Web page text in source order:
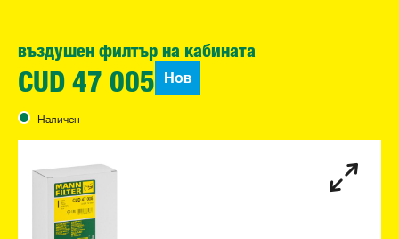
въздушен филтър на кабината
CUD 47 005 Нов
Наличен